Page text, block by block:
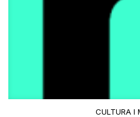
CULTURA I